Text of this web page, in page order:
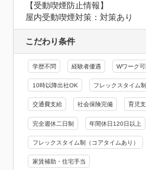
【受動喫煙防止情報】
屋内受動喫煙対策：対策あり
こだわり条件
学歴不問 経験者優遇 Wワーク
10時以降出社OK フレックスタイム制
交通費支給 社会保険完備 育児
完全週休二日制 年間休日120日以上
フレックスタイム制（コアタイムあり）
家賃補助・住宅手当